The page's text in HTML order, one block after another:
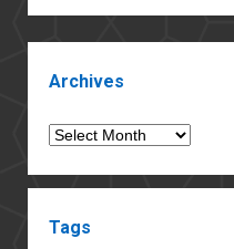
Archives
Archives
Tags